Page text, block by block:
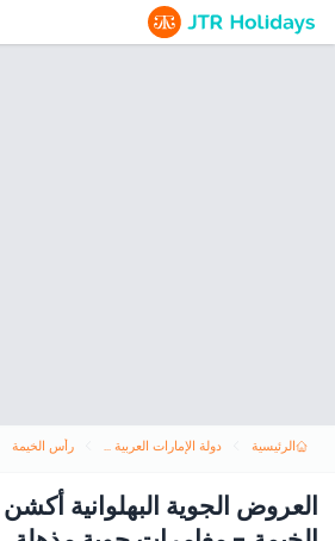
الرئيسية دولة الإمارات العربية المتحدة رأس الخيمة
العروض الجوية البهلوانية